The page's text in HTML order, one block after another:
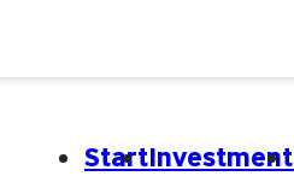
StartInvestment